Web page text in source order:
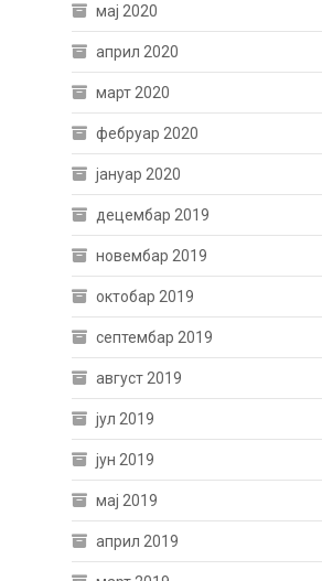
мај 2020
април 2020
март 2020
фебруар 2020
јануар 2020
децембар 2019
новембар 2019
октобар 2019
септембар 2019
август 2019
јул 2019
јун 2019
мај 2019
април 2019